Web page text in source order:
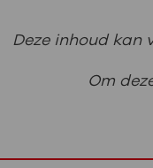
Deze inhoud kan
Om